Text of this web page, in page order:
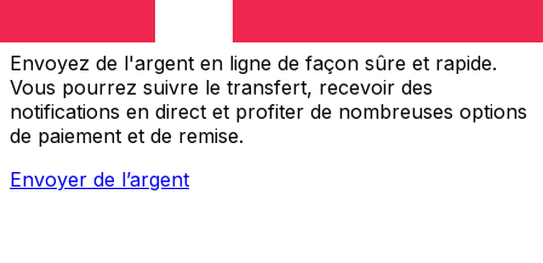
Envoyez de l'argent en ligne de façon sûre et rapide.
Vous pourrez suivre le transfert, recevoir des
notifications en direct et profiter de nombreuses options
de paiement et de remise.
Envoyer de l’argent